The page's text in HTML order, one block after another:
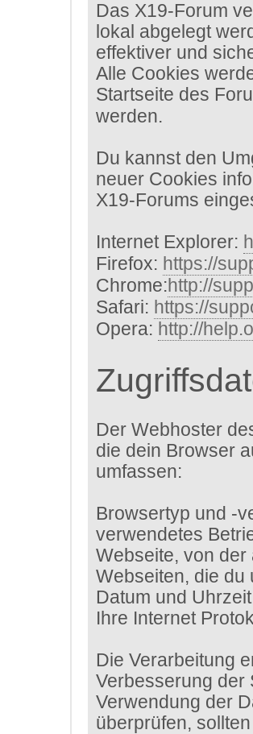
Das X19-Forum
lokal abgelegt
effektiver und
Alle Cookies
Startseite des
werden.
Du kannst den
neuer Cookies
X19-Forums
Internet Explorer:
Firefox: https://
Chrome:http://
Safari: https://
Opera: http://
Der Webhoster
die dein Browser
umfassen:
Browsertyp und -
verwendetes
Webseite, von
Webseiten, die du
Datum und
Ihre Internet
Die Verarbeitung
Verbesserung der
Verwendung der
überprüfen,